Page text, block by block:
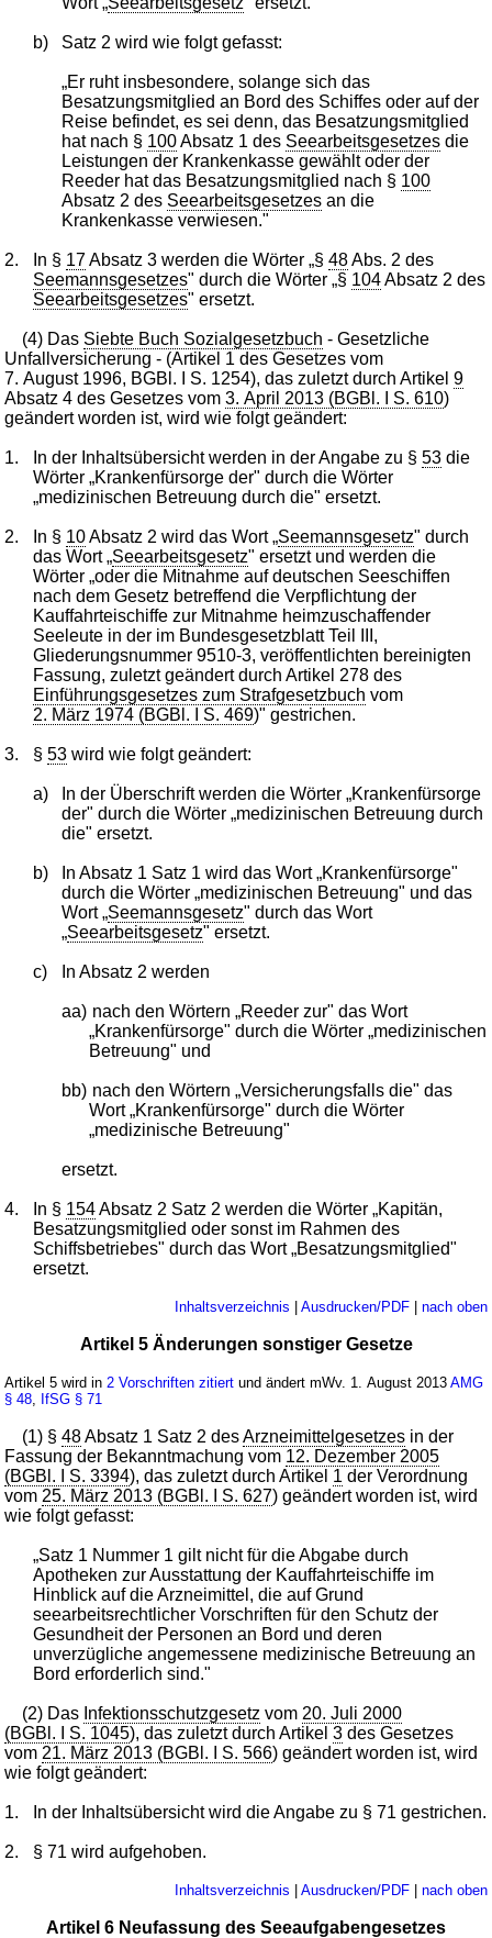
b) Satz 2 wird wie folgt gefasst:
„Er ruht insbesondere, solange sich das
Besatzungsmitglied an Bord des Schiffes oder auf der
Reise befindet, es sei denn, das Besatzungsmitglied
hat nach § 100Absatz 1 des Seearbeitsgesetzesdie
Leistungen der Krankenkasse gewählt oder der
Reeder hat das Besatzungsmitglied nach § 100
Absatz 2 des Seearbeitsgesetzesan die
Krankenkasse verwiesen."
2. In § 17Absatz 3 werden die Wörter „§48Abs. 2 des
Seemannsgesetzes" durch die Wörter „§ 104Absatz 2 des
Seearbeitsgesetzes" ersetzt.
(4) Das Siebte Buch Sozialgesetzbuch - Gesetzliche
Unfallversicherung - (Artikel 1 des Gesetzes vom
7. August 1996, BGBl. I S. 1254), das zuletzt durch Artikel9
Absatz 4 des Gesetzes vom3. April 2013 (BGBl. I S. 610)
geändert worden ist, wird wie folgt geändert:
1. In der Inhaltsübersicht werden in der Angabe zu §53 die
Wörter „Krankenfürsorge der" durch die Wörter
„medizinischen Betreuung durch die" ersetzt.
2. In § 10Absatz 2 wird das Wort „Seemannsgesetz" durch
das Wort „Seearbeitsgesetz" ersetzt und werden die
Wörter „oder die Mitnahme auf deutschen Seeschiffen
nach dem Gesetz betreffend die Verpflichtung der
Kauffahrteischiffe zur Mitnahme heimzuschaffender
Seeleute in der im Bundesgesetzblatt Teil III,
Gliederungsnummer 9510-3, veröffentlichten bereinigten
Fassung, zuletzt geändert durch Artikel 278 des
Einführungsgesetzes zum Strafgesetzbuch vom
2. März 1974 (BGBl. I S. 469)" gestrichen.
3. §53 wird wie folgt geändert:
a)
In der Überschrift werden die Wörter „Krankenfürsorge
der" durch die Wörter „medizinischen Betreuung durch
die" ersetzt.
b)
In Absatz 1 Satz 1 wird das Wort „Krankenfürsorge"
durch die Wörter „medizinischen Betreuung" und das
Wort „Seemannsgesetz" durch das Wort
„Seearbeitsgesetz" ersetzt.
c) In Absatz 2 werden
aa) nach den Wörtern „Reeder zur" das Wort
„Krankenfürsorge" durch die Wörter „medizinischen
Betreuung" und
bb) nach den Wörtern „Versicherungsfalls die" das
Wort „Krankenfürsorge" durch die Wörter
„medizinische Betreuung"
ersetzt.
4. In § 154Absatz 2 Satz 2 werden die Wörter „Kapitän,
Besatzungsmitglied oder sonst im Rahmen des
Schiffsbetriebes" durch das Wort „Besatzungsmitglied"
ersetzt.
Inhaltsverzeichnis | Ausdrucken/PDF| nach oben
Artikel 5 Änderungen sonstiger Gesetze
Artikel 5 wird in 2 Vorschriften zitiert und ändert mWv. 1. August 2013AMG
§ 48 IfSG § 71
(1) §48Absatz 1 Satz 2 desArzneimittelgesetzes in der
Fassung der Bekanntmachung vom 12. Dezember 2005
(BGBl. I S. 3394), das zuletzt durch Artikel 1 der Verordnung
vom 25. März 2013 (BGBl. I S. 627) geändert worden ist, wird
wie folgt gefasst:
„Satz 1 Nummer 1 gilt nicht für die Abgabe durch
Apotheken zur Ausstattung der Kauffahrteischiffe im
Hinblick auf die Arzneimittel, die auf Grund
seearbeitsrechtlicher Vorschriften für den Schutz der
Gesundheit der Personen an Bord und deren
unverzügliche angemessene medizinische Betreuung an
Bord erforderlich sind."
(2) Das Infektionsschutzgesetz vom 20. Juli 2000
(BGBl. I S. 1045), das zuletzt durch Artikel3 des Gesetzes
vom 21. März 2013 (BGBl. I S. 566) geändert worden ist, wird
wie folgt geändert:
1. In der Inhaltsübersicht wird die Angabe zu § 71 gestrichen.
2. § 71 wird aufgehoben.
Inhaltsverzeichnis | Ausdrucken/PDF| nach oben
Artikel 6 Neufassung des Seeaufgabengesetzes